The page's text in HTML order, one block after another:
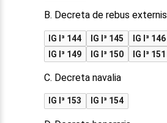
B. Decreta de rebus externis
IG I³ 144 IG I³ 145 IG I³ 146
IG I³ 149
IG I³ 150 IG I³ 151
C. Decreta navalia
IG I³ 153 IG I³ 154